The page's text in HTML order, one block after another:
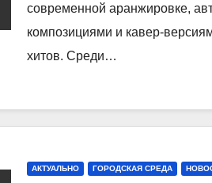
современной аранжировке,
композициями и
хитов. Среди…
АКТУАЛЬНО ГОРОДСКАЯ СРЕДА